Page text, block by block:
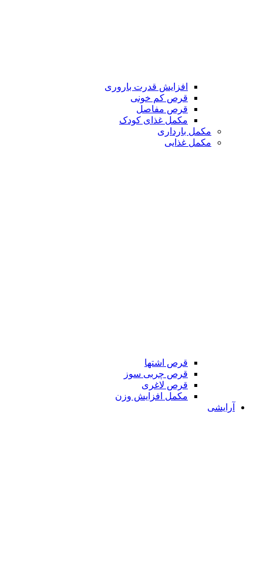
افزایش قدرت باروری
قرص کم خونی
قرص مفاصل
مکمل غذای کودک
مکمل بارداری
مکمل غذایی
قرص اشتها
قرص چربی سوز
قرص لاغری
مکمل افزایش وزن
آرایشی